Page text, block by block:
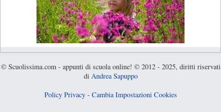
© Scuolissima.com - appunti di scuola online! © 2012 - 2025, diritti riservati
di Andrea Sapuppo
Policy Privacy- Cambia Impostazioni Cookies